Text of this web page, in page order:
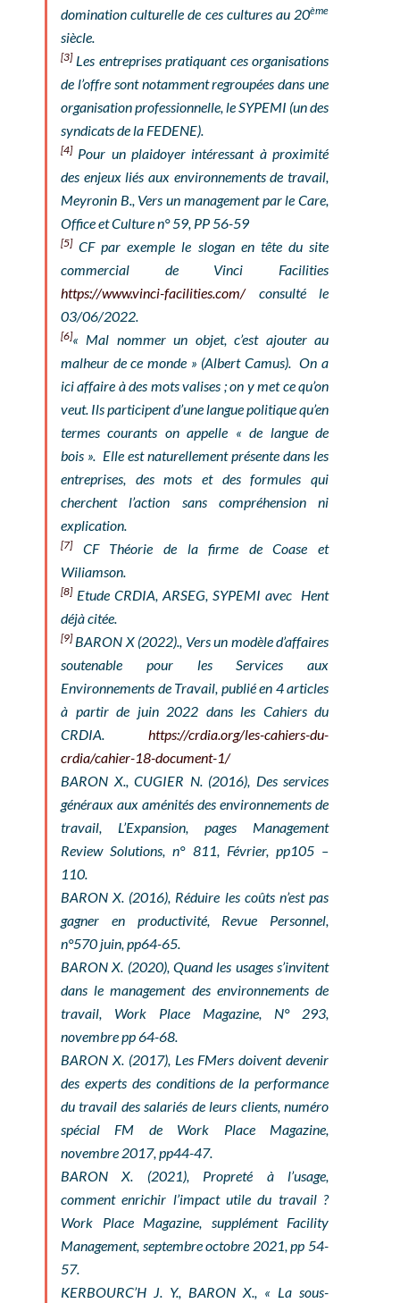
domination culturelle de ces cultures au 20ème
siècle.
[3]Les entreprises pratiquant ces organisations
de l’offre sont notamment regroupées dans une
organisation professionnelle, le SYPEMI (un des
syndicats de la FEDENE).
[4]Pour un plaidoyer intéressant à proximité
des enjeux liés aux environnements de travail,
Meyronin B., Vers un management par le Care,
Office et Culturen° 59, PP 56-59
[5]CF par exemple le slogan en tête du site
commercial de Vinci Facilities
https://www.vinci-facilities.com/consulté le
03/06/2022.
[6]« Mal nommer un objet, c’est ajouter au
malheur de ce monde » (Albert Camus). On a
ici affaire à des mots valises ; on y met ce qu’on
veut. Ils participent d’une langue politique qu’en
termes courants on appelle « de langue de
bois ». Elle est naturellement présente dans les
entreprises, des mots et des formules qui
cherchent l’action sans compréhension ni
explication.
[7]CF Théorie de la firme de Coase et
Wiliamson.
[8]Etude CRDIA, ARSEG, SYPEMI avec Hent
déjà citée.
[9]BARON X (2022)., Vers un modèle d’affaires
soutenable pour les Services aux
Environnements de Travail, publié en 4 articles
à partir de juin 2022 dans les Cahiers du
CRDIA. https://crdia.org/les-cahiers-du-
crdia/cahier-18-document-1/
BARON X., CUGIER N. (2016), Des services
généraux aux aménités des environnements de
travail, L’Expansion, pages Management
Review Solutions, n° 811, Février, pp105 –
110.
BARON X. (2016), Réduire les coûts n’est pas
gagner en productivité, Revue Personnel,
n°570 juin, pp64-65.
BARON X. (2020), Quand les usages s’invitent
dans le management des environnements de
travail, Work Place Magazine, N° 293,
novembre pp 64-68.
BARON X. (2017), Les FMers doivent devenir
des experts des conditions de la performance
du travail des salariés de leurs clients, numéro
spécial FM de Work Place Magazine,
novembre 2017, pp44-47.
BARON X. (2021), Propreté à l’usage,
comment enrichir l’impact utile du travail ?
Work Place Magazine, supplément Facility
Management, septembre octobre 2021, pp 54-
57.
KERBOURC’H J. Y., BARON X., « La sous-